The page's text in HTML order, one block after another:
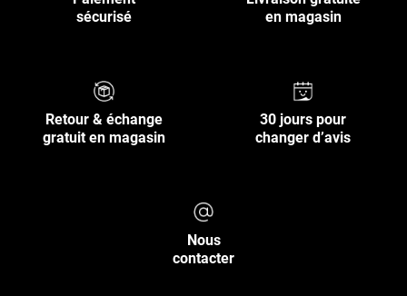
sécurisé
en magasin
Retour & échange
gratuit en magasin
30 jours pour
changer d’avis
Nous
contacter